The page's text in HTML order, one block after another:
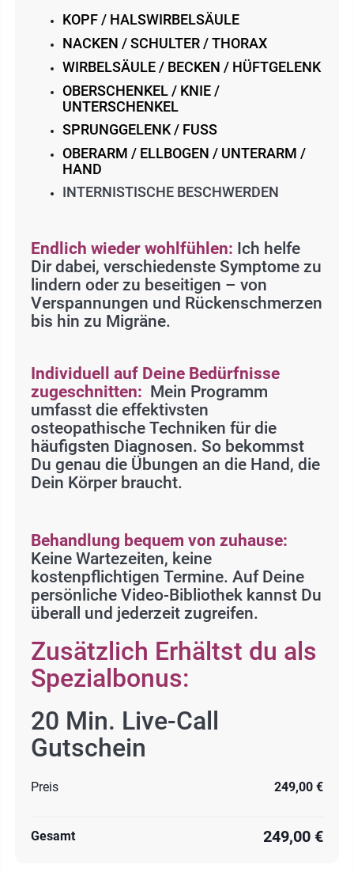
KOPF / HALSWIRBELSÄULE
NACKEN / SCHULTER / THORAX
WIRBELSÄULE / BECKEN / HÜFTGELENK
OBERSCHENKEL / KNIE /
UNTERSCHENKEL
SPRUNGGELENK / FUSS
OBERARM / ELLBOGEN / UNTERARM /
HAND
INTERNISTISCHE BESCHWERDEN
Endlich wieder wohlfühlen: Ich helfe
Dir dabei, verschiedenste Symptome zu
lindern oder zu beseitigen – von
Verspannungen und Rückenschmerzen
bis hin zu Migräne.
Individuell auf Deine Bedürfnisse
zugeschnitten: Mein Programm
umfasst die effektivsten
osteopathische Techniken für die
häufigsten Diagnosen. So bekommst
Du genau die Übungen an die Hand, die
Dein Körper braucht.
Behandlung bequem von zuhause:
Keine Wartezeiten, keine
kostenpflichtigen Termine. Auf Deine
persönliche Video-Bibliothek kannst Du
überall und jederzeit zugreifen.
Zusätzlich Erhältst du als
Spezialbonus:
20 Min. Live-Call
Gutschein
Preis 249,00 €
Gesamt 249,00 €